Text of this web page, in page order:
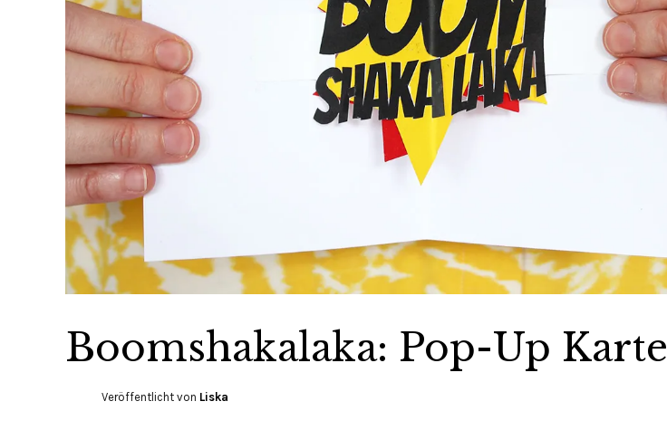
Boomshakalaka: Pop-Up Karte
Veröffentlicht von Liska